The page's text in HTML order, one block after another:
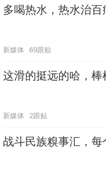
多喝热水，热水治百
新媒体 69跟贴
这滑的挺远的哈，棒
新媒体 2跟贴
战斗民族糗事汇，